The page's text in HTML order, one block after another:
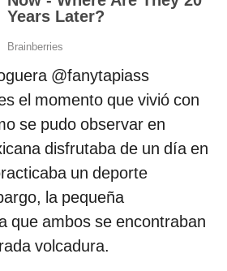
@fanytapiass
el momento que vivió con
se pudo observar en
disfrutaba de un día en
un deporte
la pequeña
que ambos se encontraban
volcadura.